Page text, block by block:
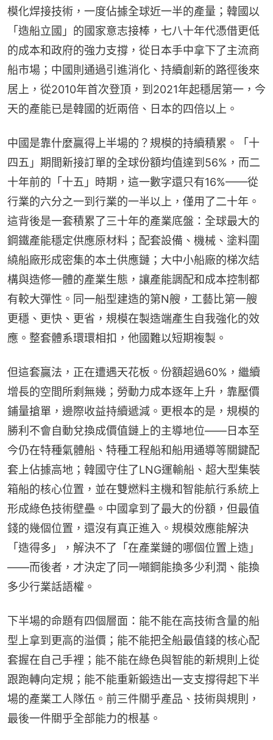
模化焊接技術，一度佔據全球近一半的產量；韓國以
「造船立國」的國家意志接棒，七八十年代憑借更低
的成本和政府的強力支撐，從日本手中拿下了主流商
船市場；中國則通過引進消化、持續創新的路徑後來
居上，從2010年首次登頂，到2021年起穩居第一，今
天的產能已是韓國的近兩倍、日本的四倍以上。
中國是靠什麼贏得上半場的？規模的持續積累。「十
四五」期間新接訂單的全球份額均值達到56%，而二
十年前的「十五」時期，這一數字還只有16%——從
行業的六分之一到行業的一半以上，僅用了二十年。
這背後是一套積累了三十年的產業底盤：全球最大的
鋼鐵產能穩定供應原材料；配套設備、機械、塗料圍
繞船廠形成密集的本土供應鏈；大中小船廠的梯次結
構與造修一體的產業生態，讓產能調配和成本控制都
有較大彈性。同一船型建造的第N艘，工藝比第一艘
更穩、更快、更省，規模在製造端產生自我強化的效
應。整套體系環環相扣，他國難以短期複製。
但這套贏法，正在遭遇天花板。份額超過60%，繼續
增長的空間所剩無幾；勞動力成本逐年上升，靠壓價
鋪量搶單，邊際收益持續遞減。更根本的是，規模的
勝利不會自動兌換成價值鏈上的主導地位——日本至
今仍在特種氣體船、特種工程船和船用通導等關鍵配
套上佔據高地；韓國守住了LNG運輸船、超大型集裝
箱船的核心位置，並在雙燃料主機和智能航行系統上
形成綠色技術壁壘。中國拿到了最大的份額，但最值
錢的幾個位置，還沒有真正進入。規模效應能解決
「造得多」，解決不了「在產業鏈的哪個位置上造」
——而後者，才決定了同一噸鋼能換多少利潤、能換
多少行業話語權。
下半場的命題有四個層面：能不能在高技術含量的船
型上拿到更高的溢價；能不能把全船最值錢的核心配
套握在自己手裡；能不能在綠色與智能的新規則上從
跟跑轉向定規；能不能重新鍛造出一支支撐得起下半
場的產業工人隊伍。前三件關乎產品、技術與規則，
最後一件關乎全部能力的根基。